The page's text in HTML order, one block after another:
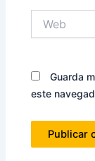
Guarda
este